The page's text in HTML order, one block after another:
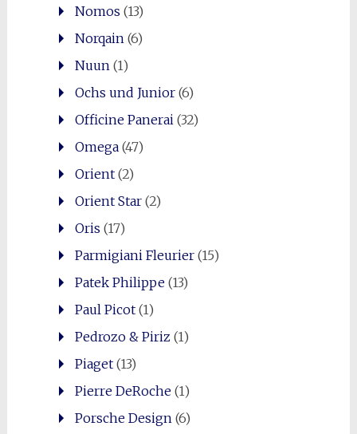
Nomos (13)
Norqain (6)
Nuun (1)
Ochs und Junior(6)
Officine Panerai (32)
Omega(47)
Orient(2)
Orient Star(2)
Oris (17)
Parmigiani Fleurier(15)
Patek Philippe(13)
Paul Picot(1)
Pedrozo & Piriz (1)
Piaget(13)
Pierre DeRoche(1)
Porsche Design (6)